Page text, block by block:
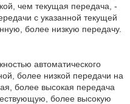
чем текущая передача, -
с указанной текущей
более низкую передачу.
автоматического
более низкой передачи на
более высокая передача
более высокую